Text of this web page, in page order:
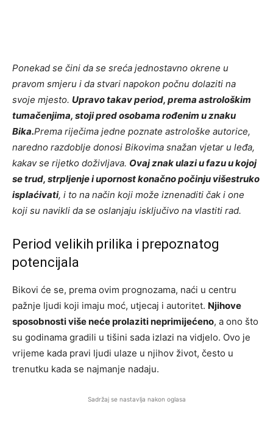
Ponekad se čini da se sreća jednostavno okrene u
pravom smjeru i da stvari napokon počnu dolaziti na
svoje mjesto. Upravo takav period, prema astrološkim
tumačenjima, stoji pred osobama rođenim u znaku
Bika.Prema riječima jedne poznate astrološke autorice,
naredno razdoblje donosi Bikovima snažan vjetar u leđa,
kakav se rijetko doživljava. Ovaj znak ulazi u fazu u kojoj
se trud, strpljenje i upornost konačno počinju višestruko
isplaćivati, i to na način koji može iznenaditi čak i one
koji su navikli da se oslanjaju isključivo na vlastiti rad.
Period velikih prilika i prepoznatog
potencijala
Bikovi će se, prema ovim prognozama, naći u centru
pažnje ljudi koji imaju moć, utjecaj i autoritet. Njihove
sposobnosti više neće prolaziti neprimijećeno, a ono što
su godinama gradili u tišini sada izlazi na vidjelo. Ovo je
vrijeme kada pravi ljudi ulaze u njihov život, često u
trenutku kada se najmanje nadaju.
Sadržaj se nastavlja nakon oglasa